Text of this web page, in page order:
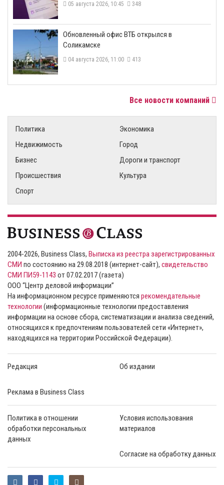
05 августа 2026, 10:45 348
​Обновленный офис ВТБ открылся в
Соликамске
04 августа 2026, 11:00 413
Все новости компаний
Политика
Экономика
Недвижимость
Город
Бизнес
Дороги и транспорт
Происшествия
Культура
Спорт
2004-2026, Business Class, Выписка из реестра зарегистрированных
СМИ по состоянию на 29.08.2018 (интернет-сайт), свидетельство
СМИ ПИ59-1143 от 07.02.2017 (газета)
ООО “Центр деловой информации”
На информационном ресурсе применяются рекомендательные
технологии (информационные технологии предоставления
информации на основе сбора, систематизации и анализа сведений,
относящихся к предпочтениям пользователей сети «Интернет»,
находящихся на территории Российской Федерации).
Редакция Об издании
Реклама в Business Class
Политика в отношении
обработки персональных
данных
Условия использования
материалов
Согласие на обработку данных